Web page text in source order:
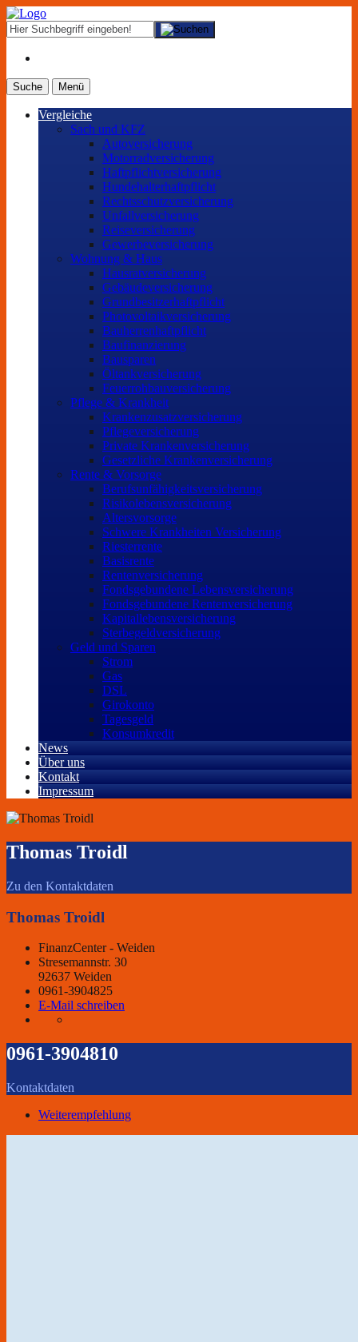
Suche Menü
Vergleiche
Sach und KFZ
Autoversicherung
Motorradversicherung
Haftpflichtversicherung
Hundehalterhaftpflicht
Rechtsschutzversicherung
Unfallversicherung
Reiseversicherung
Gewerbeversicherung
Wohnung & Haus
Hausratversicherung
Gebäudeversicherung
Grundbesitzerhaftpflicht
Photovoltaikversicherung
Bauherrenhaftpflicht
Baufinanzierung
Bausparen
Öltankversicherung
Feuerrohbauversicherung
Pflege & Krankheit
Krankenzusatzversicherung
Pflegeversicherung
Private Krankenversicherung
Gesetzliche Krankenversicherung
Rente & Vorsorge
Berufs­unfähigkeitsversicherung
Risikolebensversicherung
Altersvorsorge
Schwere Krankheiten Versicherung
Riesterrente
Basisrente
Rentenversicherung
Fondsgebundene Lebensversicherung
Fondsgebundene Rentenversicherung
Kapitallebensversicherung
Sterbegeldversicherung
Geld und Sparen
Strom
Gas
DSL
Girokonto
Tagesgeld
Konsumkredit
News
Über uns
Kontakt
Impressum
Thomas Troidl
Zu den Kontaktdaten
Thomas Troidl
FinanzCenter - Weiden
Stresemannstr. 30
92637 Weiden
0961-3904825
E-Mail schreiben
0961-3904810
Kontaktdaten
Weiterempfehlung